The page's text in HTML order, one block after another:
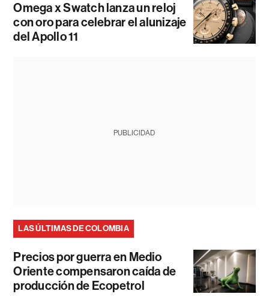
Omega x Swatch lanza un reloj
con oro para celebrar el alunizaje
del Apollo 11
PUBLICIDAD
LAS ÚLTIMAS DE COLOMBIA
Precios por guerra en Medio
Oriente compensaron caída de
producción de Ecopetrol